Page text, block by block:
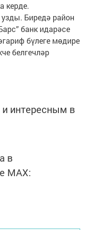
керде.
Биредә район
банк идарәсе
бүлеге мөдире
белгечләр
интересным в
в
MАХ: